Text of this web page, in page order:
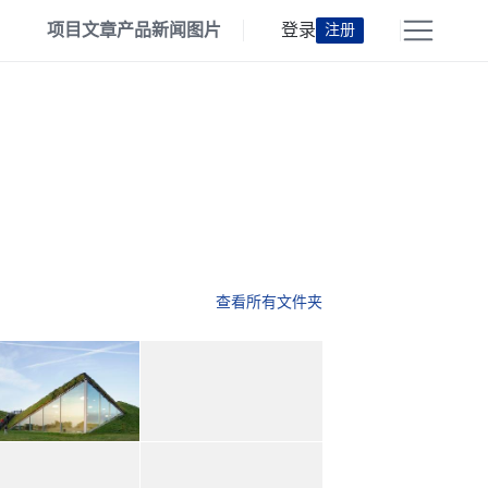
项目文章产品新闻 图片 登录 注册
查看所有文件夹